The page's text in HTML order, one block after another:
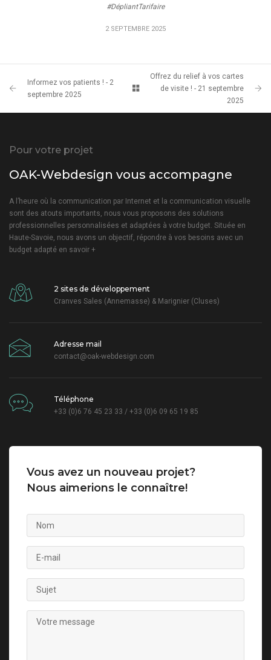
#DépliantTarifaire
2 SEPTEMBRE 2025
Informez vos patients ! - 2
septembre 2025
Offrez du relief à vos cartes
de visite ! - 21 septembre
2025
Pour votre projet
OAK-Webdesign vous accompagne
A l’heure où la communication par Internet et la communication visuelle
sont des atouts importants, nous vous proposons des solutions
professionnelles personnalisées et adaptées à votre budget. Située en
Haute-Savoie, nous avons un objectif, répondre à vos besoins avec un
budget adapté en savoir +
2 sites de développement
Cranves Sales (Annemasse) & Marignier (Cluses)
Adresse mail
contact@oak-webdesign.com
Téléphone
+33 (0)6 76 45 23 33 / +33 (0)6 09 65 19 85
Vous avez un nouveau projet?
Nous aimerions le connaître!